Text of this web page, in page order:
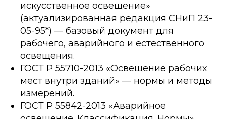
искусственное освещение»
(актуализированная редакция СНиП 23-
05-95*) — базовый документ для
рабочего, аварийного и естественного
освещения.
ГОСТ Р 55710-2013 «Освещение рабочих
мест внутри зданий» — нормы и методы
измерений.
ГОСТ Р 55842-2013 «Аварийное